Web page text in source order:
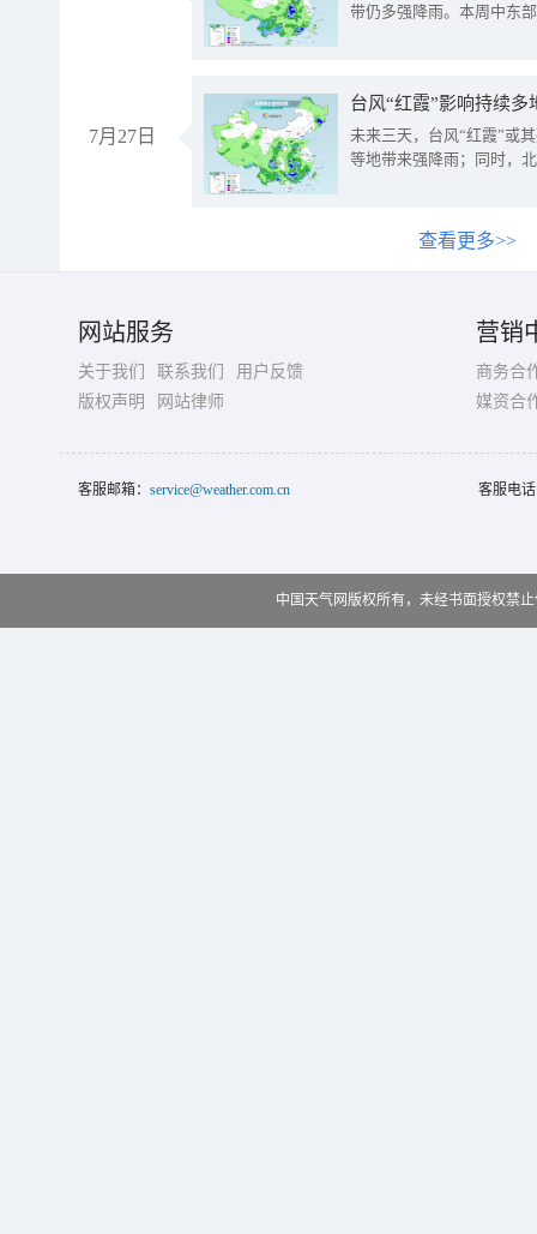
带仍多强降雨。本周中东
7月27日
台风“红霞”影响持续
未来三天，台风“红霞”或
等地带来强降雨；同时，
查看更多>>
网站服务
关于我们 联系我们
用户反馈
版权声明
网站律师
营销
商务合
媒资合
客服邮箱： service@weather.com.cn 客服电
中国天气网版权所有，未经书面授权